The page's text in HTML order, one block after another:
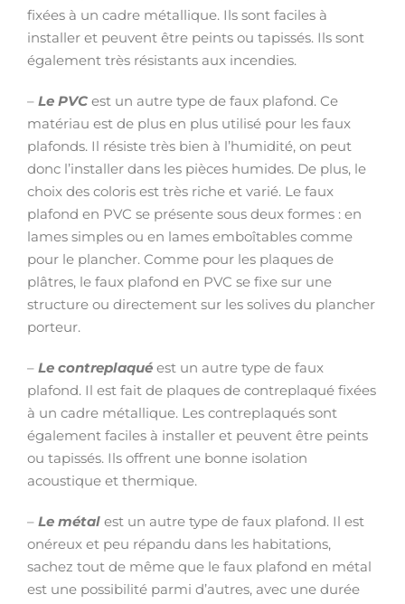
fixées à un cadre métallique. Ils sont faciles à
installer et peuvent être peints ou tapissés. Ils sont
également très résistants aux incendies.
– Le PVC est un autre type de faux plafond. Ce
matériau est de plus en plus utilisé pour les faux
plafonds. Il résiste très bien à l’humidité, on peut
donc l’installer dans les pièces humides. De plus, le
choix des coloris est très riche et varié. Le faux
plafond en PVC se présente sous deux formes : en
lames simples ou en lames emboîtables comme
pour le plancher. Comme pour les plaques de
plâtres, le faux plafond en PVC se fixe sur une
structure ou directement sur les solives du plancher
porteur.
– Le contreplaqué est un autre type de faux
plafond. Il est fait de plaques de contreplaqué fixées
à un cadre métallique. Les contreplaqués sont
également faciles à installer et peuvent être peints
ou tapissés. Ils offrent une bonne isolation
acoustique et thermique.
– Le métal est un autre type de faux plafond. Il est
onéreux et peu répandu dans les habitations,
sachez tout de même que le faux plafond en métal
est une possibilité parmi d’autres, avec une durée